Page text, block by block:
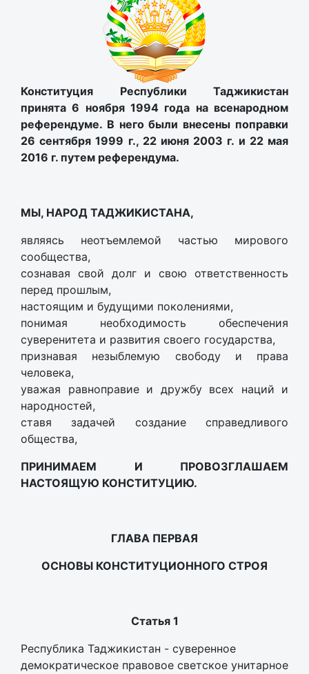
Конституция Республики Таджикистан
принята 6 ноября 1994 года на всенародном
референдуме. В него были внесены поправки
26 сентября 1999 г., 22 июня 2003 г. и 22 мая
2016 г. путем референдума.
МЫ, НАРОД ТАДЖИКИСТАНА,
являясь неотъемлемой частью мирового
сообщества,
сознавая свой долг и свою ответственность
перед прошлым,
настоящим и будущими поколениями,
понимая необходимость обеспечения
суверенитета и развития своего государства,
признавая незыблемую свободу и права
человека,
уважая равноправие и дружбу всех наций и
народностей,
ставя задачей создание справедливого
общества,
ПРИНИМАЕМ И ПРОВОЗГЛАШАЕМ
НАСТОЯЩУЮ КОНСТИТУЦИЮ.
ГЛАВА ПЕРВАЯ
ОСНОВЫ КОНСТИТУЦИОННОГО СТРОЯ
Статья 1
Республика Таджикистан - суверенное
демократическое правовое светское унитарное